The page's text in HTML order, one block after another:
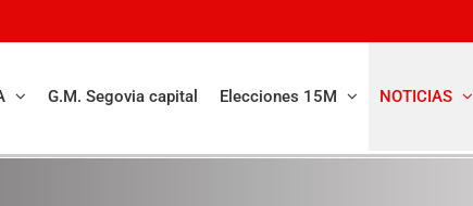
G.M. Segovia capital Elecciones 15M NOTICIAS